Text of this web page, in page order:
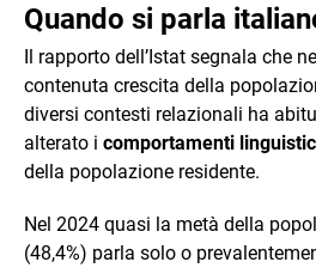
Quando si parla
Il rapporto dell’Istat segnala che
contenuta crescita della
diversi contesti relazionali ha
alterato i comportamenti
della popolazione residente.
Nel 2024 quasi la metà della
(48,4%) parla solo o